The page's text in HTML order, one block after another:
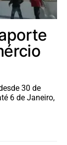
30 de
6 de Janeiro,